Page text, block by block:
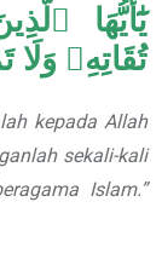
يَٰٓأَيُّهَا
تُقَاتِهِۦ
kepada Allah
sekali-kali
Islam.”